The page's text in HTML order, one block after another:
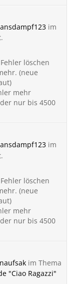
im
löschen
(neue
mehr
nur bis 4500
im
löschen
(neue
mehr
nur bis 4500
im Thema
"Ciao Ragazzi"